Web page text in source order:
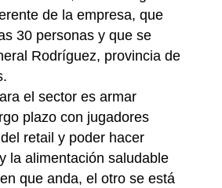
de la empresa, que
30 personas y que se
Rodríguez, provincia de
el sector es armar
plazo con jugadores
retail y poder hacer
la alimentación saludable
que anda, el otro se está